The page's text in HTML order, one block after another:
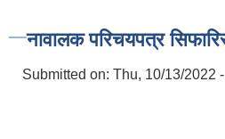
नावालक परिचयपत्र
Submitted on: Thu, 10/13/2022